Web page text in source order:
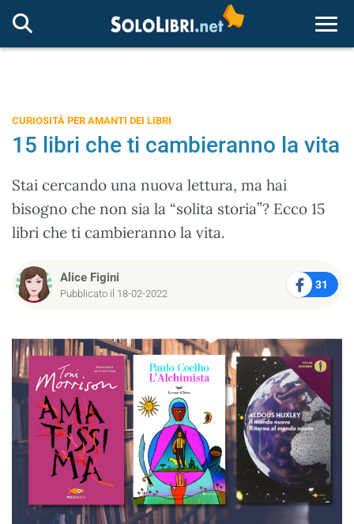
CURIOSITÀ PER AMANTI DEI LIBRI
15 libri che ti cambieranno la vita
Stai cercando una nuova lettura, ma hai
bisogno che non sia la “solita storia”? Ecco 15
libri che ti cambieranno la vita.
Alice Figini
Pubblicato il 18-02-2022
31